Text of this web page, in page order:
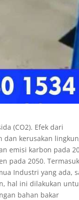
(CO2). Efek dari
dan kerusakan
emisi karbon pada
pada 2050. Termasuk
Industri yang ada,
hal ini dilakukan
bahan bakar